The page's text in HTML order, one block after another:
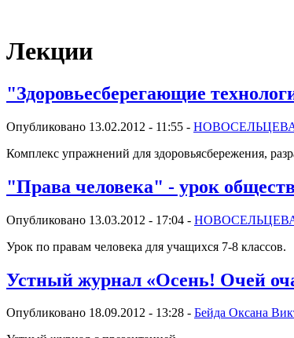
Лекции
"Здоровьесберегающие
Опубликовано 13.02.2012 - 11:55 -
Комплекс упражнений для здоровьясбережения,
"Права человека" - урок
Опубликовано 13.03.2012 - 17:04 -
Урок по правам человека для учащихся 7-8 классов.
Устный журнал «Осень! Очей
Опубликовано 18.09.2012 - 13:28 - Бейда Оксана